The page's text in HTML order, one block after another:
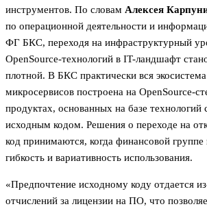
инструментов. По словам Алексея
по операционной деятельности и
ФГ БКС, переходя на инфраструктурный
OpenSource-технологий в IT-ландшафт
плотной. В БКС практически вся
микросервисов построена на OpenSource-
продуктах, основанных на базе технологий
исходным кодом. Решения о переходе на
код принимаются, когда финансовой
гибкость и вариативность использования.
«Предпочтение исходному коду отдается
отчислений за лицензии на ПО, что